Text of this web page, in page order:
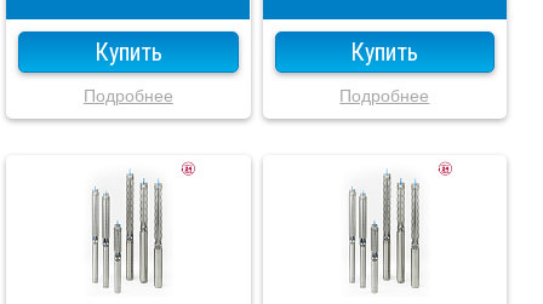
Купить
Подробнее
Купить
Подробнее